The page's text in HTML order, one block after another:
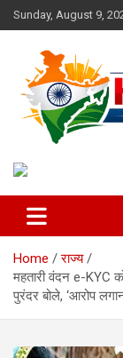
Skip
to
Sunday, August 9,
Home
राज्य
महतारी वंदन e-KYC
पुरंदर बोले, ‘आरोप